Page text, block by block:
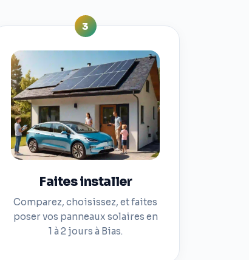
3
Faites installer
Comparez, choisissez, et faites
poser vos panneaux solaires en
1 à 2 jours à Bias.